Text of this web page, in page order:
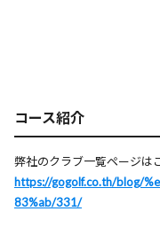
コース紹介
弊社のクラブ一覧ページは
https://gogolf.co.th/blog/
83%ab/331/